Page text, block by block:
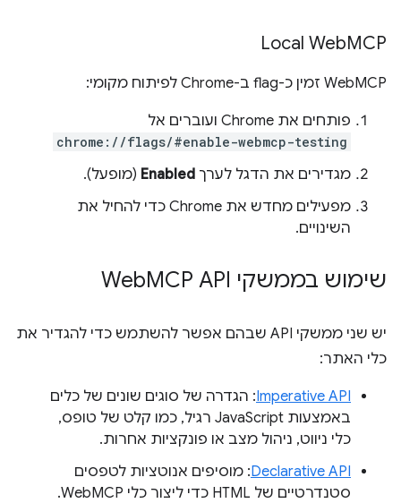
Local WebMCP
‫WebMCP זמין כ-flag ב-Chrome לפיתוח מקומי:
פותחים את Chrome ועוברים אל
chrome://flags/#enable-webmcp-testing
מגדירים את הדגל לערך Enabled (מופעל).
מפעילים מחדש את Chrome כדי להחיל את
השינויים.
שימוש בממשקי Web MCP API
יש שני ממשקי API שבהם אפשר להשתמש כדי להגדיר את
כלי האתר:
Imperative API: הגדרה של סוגים שונים של כלים
באמצעות JavaScript רגיל, כמו קלט של טופס,
כלי ניווט, ניהול מצב או פונקציות אחרות.
Declarative API: מוסיפים אנוטציות לטפסים
סטנדרטיים של HTML כדי ליצור כלי WebMCP.